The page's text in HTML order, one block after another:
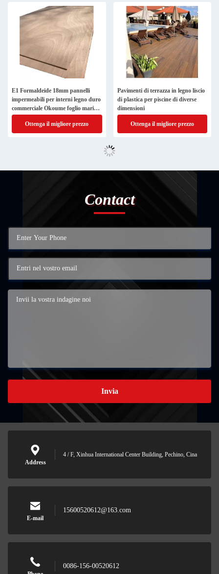
E1 Formaldeide 18mm pannelli
impermeabili per interni legno duro
commerciale Okoume foglio marino
4x8
Ottenga il migliore prezzo
Pavimenti di terrazza in legno liscio
di plastica per piscine di diverse
dimensioni
Ottenga il migliore prezzo
Contact
Invia
Address
4 / F, Xinhua International Center Building, Pechino, Cina
E-mail
15600520612@163.com
0086-156-00520612